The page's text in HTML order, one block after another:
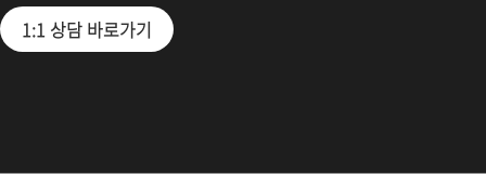
1:1 상담 바로가기